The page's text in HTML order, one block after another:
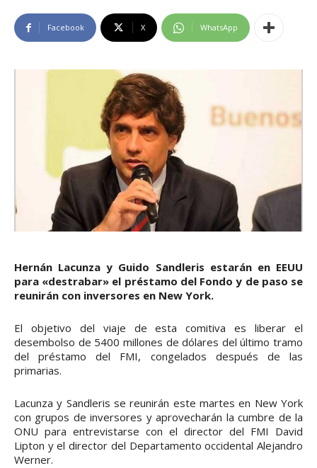
Facebook X WhatsApp
Hernán Lacunza y Guido Sandleris estarán en EEUU
para «destrabar» el préstamo del Fondo y de paso se
reunirán con inversores en New York.
El objetivo del viaje de esta comitiva es liberar el
desembolso de 5400 millones de dólares del último tramo
del préstamo del FMI, congelados después de las
primarias.
Lacunza y Sandleris se reunirán este martes en New York
con grupos de inversores y aprovecharán la cumbre de la
ONU para entrevistarse con el director del FMI David
Lipton y el director del Departamento occidental Alejandro
Werner.